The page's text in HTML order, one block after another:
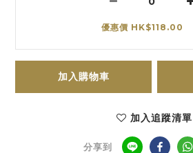
優惠價 HK$118.00
加入購物車
加入追蹤清單
分享到